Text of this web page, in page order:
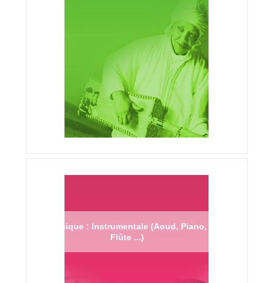
Musique : Instrumentale (Aoud, Piano,
Flûte ...)